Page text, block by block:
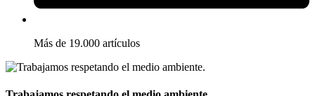
Más de 19.000 artículos